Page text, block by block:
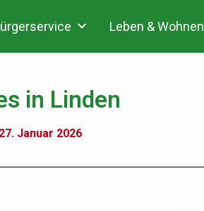
Leben & Wohnen
in Linden
27. Januar 2026